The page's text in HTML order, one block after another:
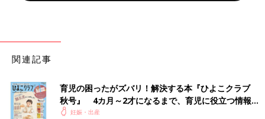
関連記事
育児の困ったがズバリ！解決する本『ひよこクラブ
秋号』 4カ月～2才になるまで、育児に役立つ情報が
いっぱい！
妊娠・出産